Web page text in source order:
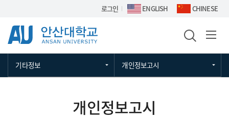
Skip Menu로그인 ENGLISH CHINESE
기타정보 개인정보고시
개인정보고시